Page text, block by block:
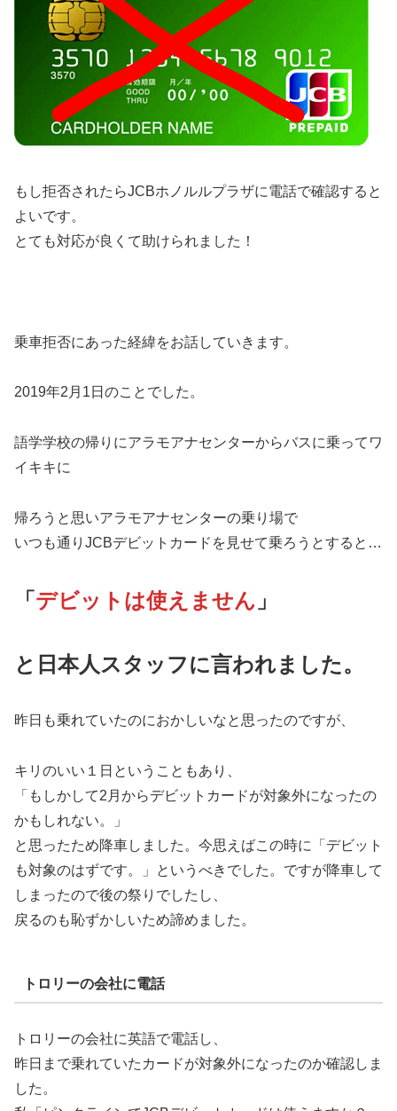
もし拒否されたらJCBホノルルプラザに電話で確認すると
よいです。
とても対応が良くて助けられました！
乗車拒否にあった経緯をお話していきます。
2019年2月1日のことでした。
語学学校の帰りにアラモアナセンターからバスに乗ってワ
イキキに
帰ろうと思いアラモアナセンターの乗り場で
いつも通りJCBデビットカードを見せて乗ろうとすると…
「デビットは使えません 」
と日本人スタッフに言われました。
昨日も乗れていたのにおかしいなと思ったのですが、
キリのいい１日ということもあり、
「もしかして2月からデビットカードが対象外になったの
かもしれない。」
と思ったため降車しました。今思えばこの時に「デビット
も対象のはずです。」というべきでした。ですが降車して
しまったので後の祭りでしたし、
戻るのも恥ずかしいため諦めました。
トロリーの会社に電話
トロリーの会社に英語で電話し、
昨日まで乗れていたカードが対象外になったのか確認しま
した。